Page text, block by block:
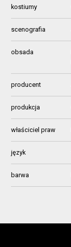
kostiumy
scenografia
obsada
producent
produkcja
właściciel praw
język
barwa